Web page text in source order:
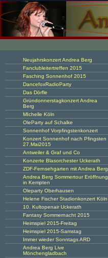
Neujahrskonzert Andrea Berg
Fanclubleitertreffen 2015
Fasching Sonnenhof 2015
DancefoxRadioParty
Das Dörfle
Gründonnerstagkonzert Andrea
Berg
MIchelle Köln
OleParty auf Schalke
Sonnenhof Vorpfingstenkonzert
Konzert Sonnenhof nach Pfingsten
27.Mai2015
Antweiler & Graf und Co
Konzerte Blasorchester Uckerath
ZDF-Fernsehgarten mit Andrea Berg
Andrea Berg Sommertour Eröffnung
in Kempten
Oleparty Oberhausen
Helene Fischer Stadionkonzert Köln
10. Kultopenair Uckerath
Fantasy Sommernacht 2015
Heimspiel 2015-Freitag
Heimspiel 2015-Samstag
Immer wieder Sonntags ARD
Andrea Berg Live
Mönchengladbach